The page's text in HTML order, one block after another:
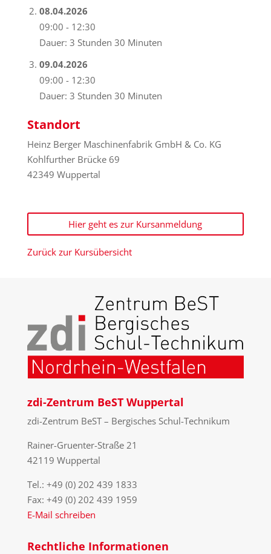
08.04.2026
09:00 - 12:30
Dauer: 3 Stunden 30 Minuten
09.04.2026
09:00 - 12:30
Dauer: 3 Stunden 30 Minuten
Standort
Heinz Berger Maschinenfabrik GmbH & Co. KG
Kohlfurther Brücke 69
42349 Wuppertal
Hier geht es zur Kursanmeldung
Zurück zur Kursübersicht
zdi-Zentrum BeST Wuppertal
zdi-Zentrum BeST – Bergisches Schul-Technikum
Rainer-Gruenter-Straße 21
42119 Wuppertal
Tel.: +49 (0) 202 439 1833
Fax: +49 (0) 202 439 1959
E-Mail schreiben
Rechtliche Informationen